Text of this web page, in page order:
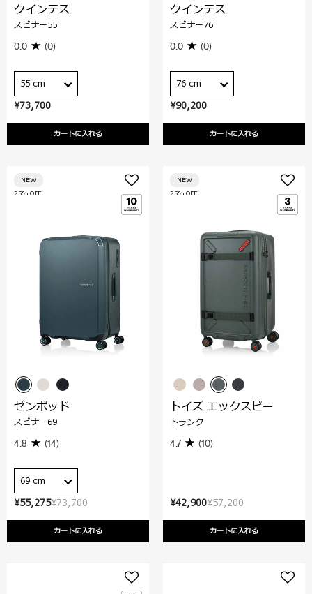
¥73,700
カートに入れる
クインテス
スピナー55
0.0 (0)
55 cm
¥90,200
カートに入れる
クインテス
スピナー76
0.0 (0)
76 cm
¥73,700
¥55,275
カートに入れる
25% OFF
NEW
ゼンポッド
スピナー69
4.8 (14)
69 cm
¥57,200
¥42,900
カートに入れる
25% OFF
NEW
トイズ エックスピー
トランク
4.7 (10)